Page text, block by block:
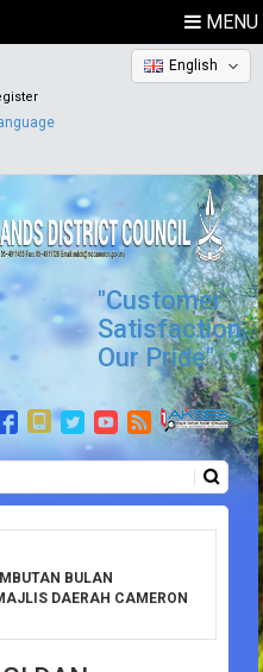
MENU
English
"Customer
Satisfaction,
Our Pride"
BULAN
DAERAH CAMERON